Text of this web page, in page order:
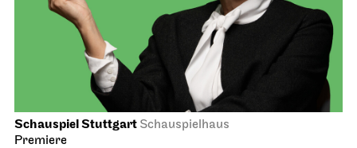
Schauspiel Stuttgart Schauspielhaus
Premiere